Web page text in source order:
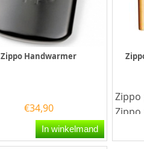
Zippo Handwarmer
€34,90
In winkelmand
Zippo
Zippo